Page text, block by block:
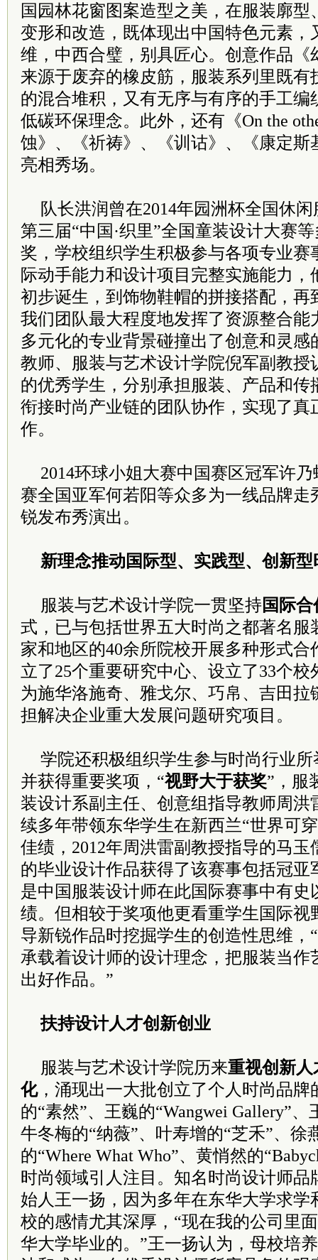
国园林花窗图案造型之美，在服装廓型
变形和改造，既体现出中国特色元素，
维，中西合璧，别具匠心。创意作品《
来源于废弃的橡皮筋，服装系列里既有
的混合堆积，又有无序与有序的手工编
低碳环保理念。此外，还有《On the
蚀》、《祈祷》、《训诂》、《康定斯
亮相秀场。
队长洪润曾在2014年园洲杯全国休
第三届“中国·织里”全国童装设计大赛
奖，学校组织学生积极参与各项专业赛
际动手能力和设计项目完整实施能力，
初步诞生，到饰物鞋帽的拼接搭配，再
我们团队最大程度地发挥了资源整合能
多元化的专业背景碰撞出了创意和灵感
教师、服装与艺术设计学院倪军副教授
的优秀学生，分别承担服装、产品和传
衔接时尚产业链的团队协作，实现了真
作。
2014环球小姐大赛中国赛区冠军许
赛全国亚军何若阳等众多为一线品牌走
锐发布秀演出。
新理念推动国际型、实践型、创新
服装与艺术设计学院一贯坚持国际
式，已与包括世界五大时尚之都著名服
家和地区的40余所院校开展多种形式合
立了25个重要研究中心、设立了33个
为施华洛施奇、雅戈尔、巧帛、吉田
担解决企业重大发展问题研究项目。
学院还积极组织学生参与时尚行业
并获得重要奖项，“视野大于获奖”，服
装设计系副主任、创意组指导教师周洪
续多年带领东华学生在新西兰“世界可
佳绩，2012年周洪雷副教授指导的马玉
的毕业设计作品获得了该赛事包括冠亚
是中国服装设计师在此国际赛事中有史
绩。但相较于奖项他更看重学生国际视
导新锐作品时挖掘学生的创造性思维，
承载着设计师的设计理念，把服装当作
出好作品。”
扶持设计人才创新创业
服装与艺术设计学院历来重视创新
化，涌现出一大批创立了个人时尚品牌
的“素然”、王巍的“Wangwei Gallery”、
牛冬梅的“纳薇”、叶寿增的“芝禾”、徐
的“Where What Who”、黄悄然的
时尚领域引人注目。知名时尚设计师品
始人王一扬，因为多年在东华大学求学
校的感情尤其深厚，“现在我的公司里
华大学毕业的。”王一扬认为，母校培